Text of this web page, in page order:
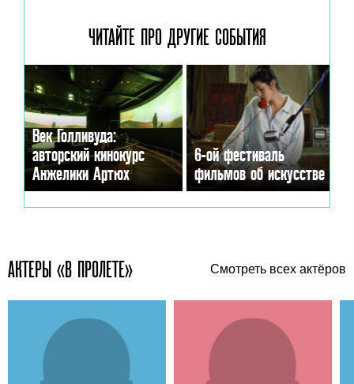
ЧИТАЙТЕ ПРО ДРУГИЕ СОБЫТИЯ
Век Голливуда:
авторский кинокурс
Анжелики Артюх
6-ой фестиваль
фильмов об искусстве
АКТЕРЫ «В ПРОЛЕТЕ» Смотреть всех актёров